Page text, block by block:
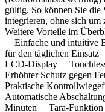
gültig. So können Sie die
integrieren, ohne sich um
Weitere Vorteile im
Einfache und intuitive
für den täglichen Einsatz
LCD-Display
Erhöhter Schutz gegen
Praktische
Automatische
Minuten Tara-Funktion